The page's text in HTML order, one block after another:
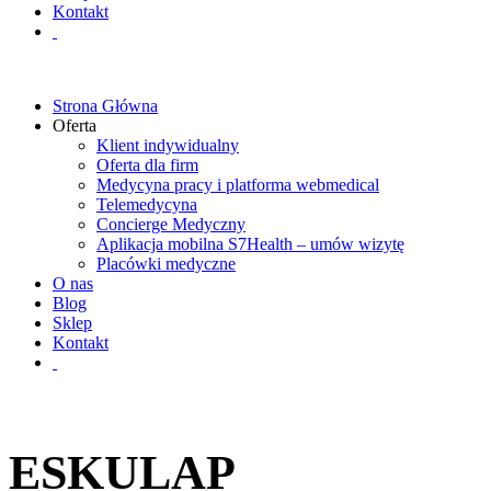
Kontakt
Strona Główna
Oferta
Klient indywidualny
Oferta dla firm
Medycyna pracy i platforma webmedical
Telemedycyna
Concierge Medyczny
Aplikacja mobilna S7Health – umów wizytę
Placówki medyczne
O nas
Blog
Sklep
Kontakt
ESKULAP